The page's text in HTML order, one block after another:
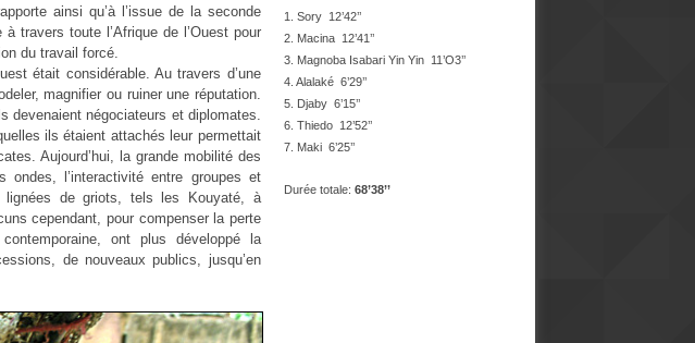
ainsi qu’à l’issue de la seconde
travers toute l’Afrique de l’Ouest pour
du travail forcé.
était considérable. Au travers d’une
magnifier ou ruiner une réputation.
devenaient négociateurs et diplomates.
ils étaient attachés leur permettait
Aujourd’hui, la grande mobilité des
ondes, l’interactivité entre groupes et
lignées de griots, tels les Kouyaté, à
cependant, pour compenser la perte
ont plus développé la
de nouveaux publics, jusqu’en
1. Sory 12’42’’
2. Macina 12’41’’
3. Magnoba Isabari Yin Yin 11’O3’’
4. Alalaké 6’29’’
5. Djaby 6’15’’
6. Thiedo 12’52’’
7. Maki 6’25’’
Durée totale: 68’38’’